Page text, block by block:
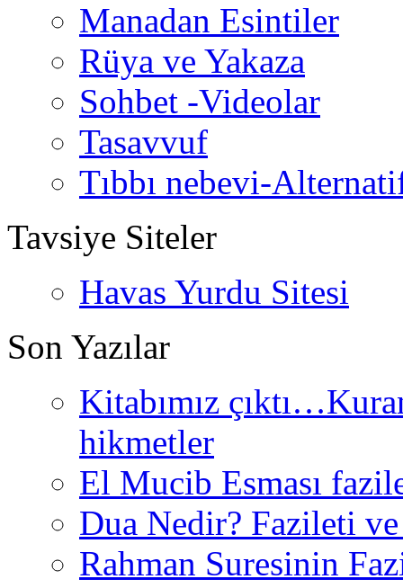
Manadan Esintiler
Rüya ve Yakaza
Sohbet -Videolar
Tasavvuf
Tıbbı nebevi-
Tavsiye Siteler
Havas Yurdu Sitesi
Son Yazılar
Kitabımız
hikmetler
El Mucib Esması
Dua Nedir? Fazileti
Rahman Suresinin